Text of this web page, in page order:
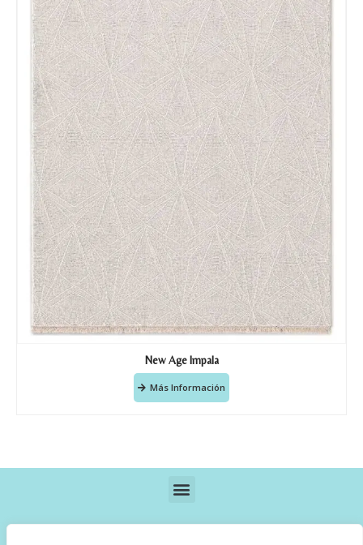
New Age Impala
Más Información